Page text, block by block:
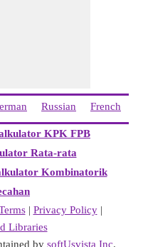
Russian French
KPK FPB
Rata-rata
Kombinatorik
| Privacy Policy|
Libraries
by softUsvista Inc.